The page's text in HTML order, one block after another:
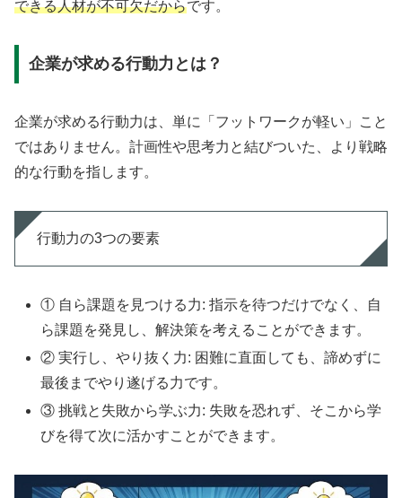
できる人材が不可欠だからです。
企業が求める行動力とは？
企業が求める行動力は、単に「フットワークが軽い」こと
ではありません。計画性や思考力と結びついた、より戦略
的な行動を指します。
行動力の3つの要素
① 自ら課題を見つける力: 指示を待つだけでなく、自
ら課題を発見し、解決策を考えることができます。
② 実行し、やり抜く力: 困難に直面しても、諦めずに
最後までやり遂げる力です。
③ 挑戦と失敗から学ぶ力: 失敗を恐れず、そこから学
びを得て次に活かすことができます。